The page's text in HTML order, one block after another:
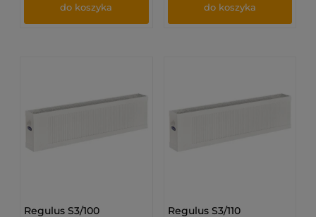
do koszyka do koszyka
Regulus S3/100
Regulus S3/110